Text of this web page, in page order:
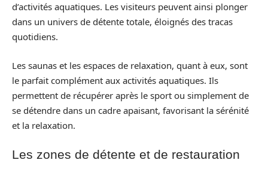
d’activités aquatiques. Les visiteurs peuvent ainsi plonger
dans un univers de détente totale, éloignés des tracas
quotidiens.
Les saunas et les espaces de relaxation, quant à eux, sont
le parfait complément aux activités aquatiques. Ils
permettent de récupérer après le sport ou simplement de
se détendre dans un cadre apaisant, favorisant la sérénité
et la relaxation.
Les zones de détente et de restauration